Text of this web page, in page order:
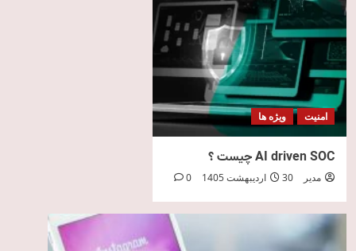
امنیت ویژه ها
AI driven SOC چیست ؟
مدیر 30 اردیبهشت 1405 0